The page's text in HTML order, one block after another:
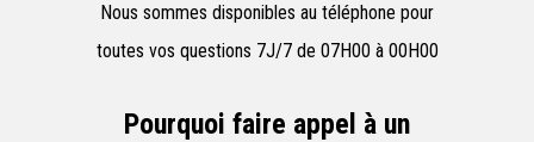
Nous sommes disponibles au téléphone pour
toutes vos questions 7J/7 de 07H00 à 00H00
Pourquoi faire appel à un